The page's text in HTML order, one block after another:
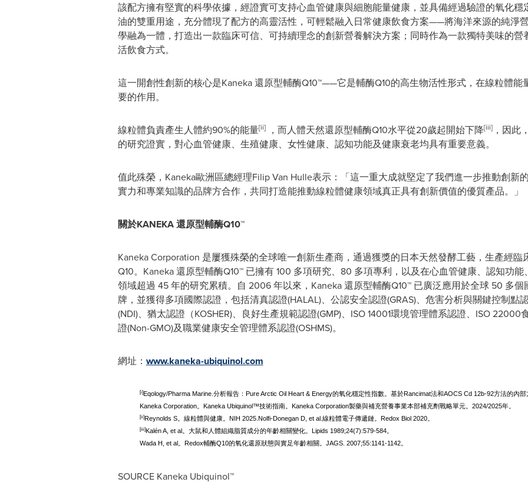
該配方擁有堅實的科學依據，經證實可支持心血管健康與細胞能量健康，並具備經過驗證的氧化穩
油的雙重用途，充分體現了配方的高靈活性，可輕鬆融入日常健康飲食方案——將海洋來源的純淨
學融為一體，打造出一款臨床可信、 可持續理念的創新營養解決方案 ；同時作為一款獨特美味的
活飲食方式。
這一開創性創新的核心是Kaneka還原型輔酶Q10™——它是輔酶Q10的高生物活性形式，在線粒體能
要的作用。
線粒體負責產生人體約90%的能量[ii]，而人體天然還原型輔酶Q10水平從20歲起開始下降[iii]，因此
的研究證實，對心血管健康、生殖健康、女性健康、認知功能及健康衰老均具有重要意義。
值此殊榮，Kaneka歐洲區總經理Filip Van Hulle表示：「這一重大成就堅定了我們進一步推動創
實力和專業知識的品牌方合作，共同打造能推動線粒體健康領域真正具有創新價值的優質產品。 」
關於KANEKA還原型輔酶Q10™
Kaneka Corporation 是屢獲殊榮的全球唯一創新生產商，通過獲獎的日本天然發酵工藝，生產經臨
Q10。 Kaneka 還原型輔酶Q10™ 已擁有 100 多項研究、80 多項專利，以及在心血管健康、認知功
領域超過 45 年的研究累積。自 2006 年以來，Kaneka 還原型輔酶Q10™ 已廣泛應用於全球 50 多
牌， 並獲得多項國際認證 ，包括清真認證(HALAL)、公認安全認證(GRAS)、危害分析與關鍵控制點
(NDI)、猶太認證（KOSHER)、良好生產規範認證(GMP)、ISO 14001環境管理體系認證、ISO
證(Non-GMO)及職業健康安全管理體系認證(OSHMS)。
網址： www.kaneka-ubiquinol.com
[i]Eqology/Pharma Marine.分析報告：Pure Arctic Oil Heart & Energy的氧化穩定性指數。基於Rancimat法和AOCS Cd 12b-92方法的內部
Kaneka Corporation。Kaneka Ubiquinol™技術指南。Kaneka Corporation製藥與補充營養事業本部補充劑戰略單元。2024/2025年。
[ii]Reynolds S。線粒體與健康。NIH 2025.Nolfi-Donegan D, et al.線粒體電子傳遞鏈。Redox Biol 2020。
[iii]Kalén A, et al。大鼠和人體組織脂質成分的年齡相關變化。Lipids 1989;24(7):579-584。
Wada H, et al。Redox輔酶Q10的氧化還原狀態與實足年齡相關。JAGS. 2007;55:1141-1142。
SOURCE Kaneka Ubiquinol™